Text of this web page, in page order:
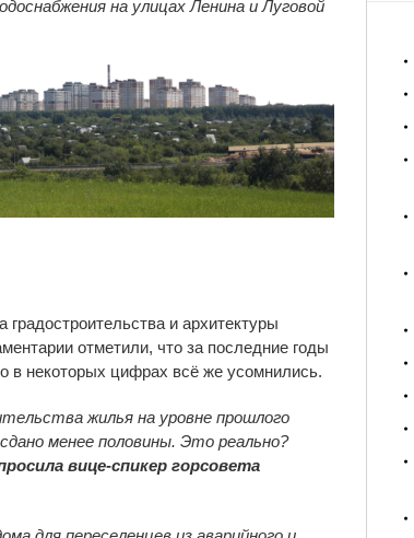
на улицах Ленина и Луговой
и архитектуры
отметили, что за последние годы
в некоторых цифрах всё же усомнились.
жилья на уровне прошлого
менее половины. Это реально?
вице-спикер горсовета